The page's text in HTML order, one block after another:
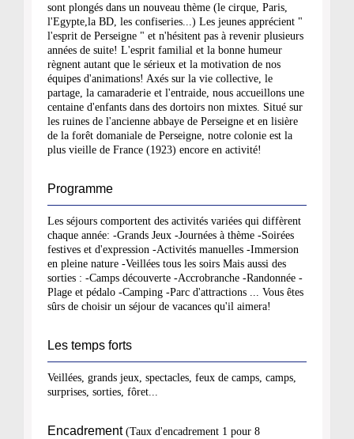
sont plongés dans un nouveau thème (le cirque, Paris,
l'Egypte,la BD, les confiseries...) Les jeunes apprécient "
l'esprit de Perseigne " et n'hésitent pas à revenir plusieurs
années de suite! L'esprit familial et la bonne humeur
règnent autant que le sérieux et la motivation de nos
équipes d'animations! Axés sur la vie collective, le
partage, la camaraderie et l'entraide, nous accueillons une
centaine d'enfants dans des dortoirs non mixtes. Situé sur
les ruines de l'ancienne abbaye de Perseigne et en lisière
de la forêt domaniale de Perseigne, notre colonie est la
plus vieille de France (1923) encore en activité!
Programme
Les séjours comportent des activités variées qui diffèrent
chaque année: -Grands Jeux -Journées à thème -Soirées
festives et d'expression -Activités manuelles -Immersion
en pleine nature -Veillées tous les soirs Mais aussi des
sorties : -Camps découverte -Accrobranche -Randonnée -
Plage et pédalo -Camping -Parc d'attractions ... Vous êtes
sûrs de choisir un séjour de vacances qu'il aimera!
Les temps forts
Veillées, grands jeux, spectacles, feux de camps, camps,
surprises, sorties, fôret...
Encadrement (Taux d'encadrement 1 pour 8